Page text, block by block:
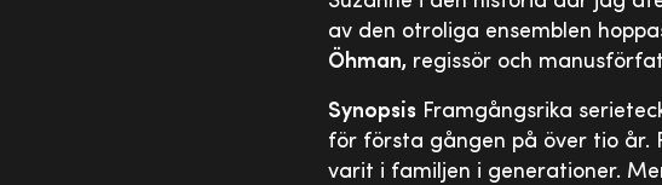
av den otroliga ensemblen
Öhman, regissör och
Synopsis Framgångsrika
för första gången på över tio år.
varit i familjen i generationer.